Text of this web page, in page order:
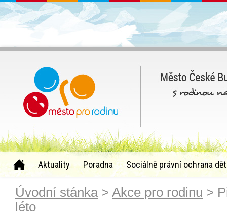
Aktuality Poradna Sociálně právní ochrana
Úvodní stánka> Akce pro rodinu >
léto